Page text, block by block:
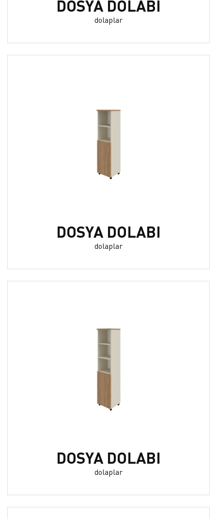
DOSYA DOLABI
dolaplar
DOSYA DOLABI
dolaplar
DOSYA DOLABI
dolaplar